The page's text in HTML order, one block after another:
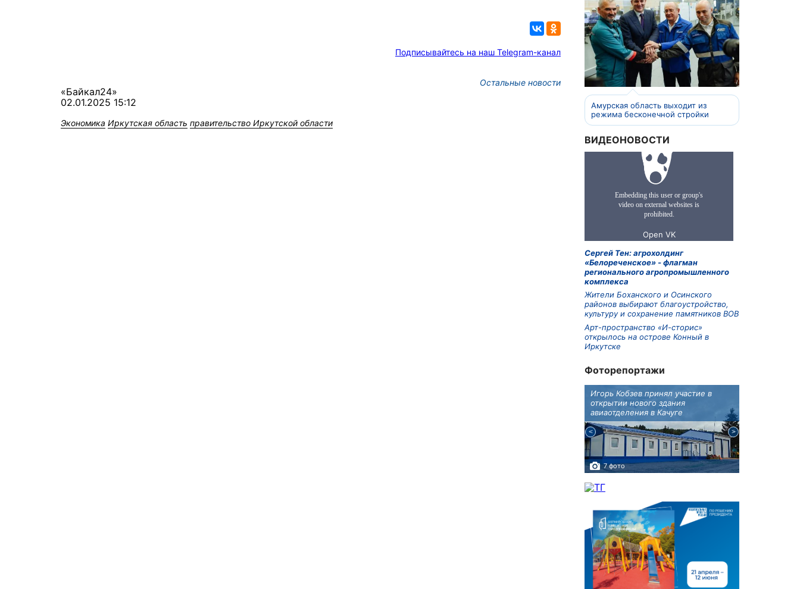
Подписывайтесь на наш Telegram-канал
Остальные новости
«Байкал24»
02.01.2025 15:12
Экономика Иркутская область правительство Иркутской области
Амурская область выходит из
режима бесконечной стройки
ВИДЕОНОВОСТИ
Сергей Тен: агрохолдинг
«Белореченское» - флагман
регионального агропромышленного
комплекса
Жители Боханского и Осинского
районов выбирают благоустройство,
культуру и сохранение памятников ВОВ
Арт-пространство «И-сторис»
открылось на острове Конный в
Иркутске
Фоторепортажи
Игорь Кобзев принял участие в
открытии нового здания
авиаотделения в Качуге
7 фото